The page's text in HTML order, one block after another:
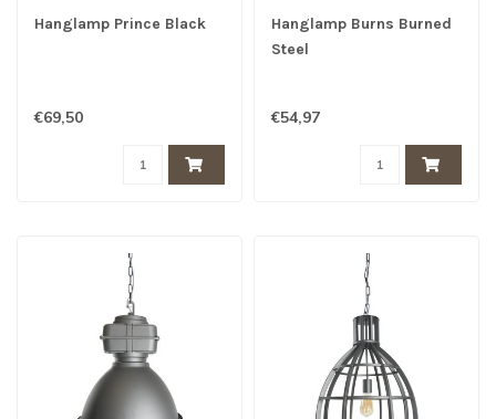
Hanglamp Prince Black
€69,50
Hanglamp Burns Burned
Steel
€54,97